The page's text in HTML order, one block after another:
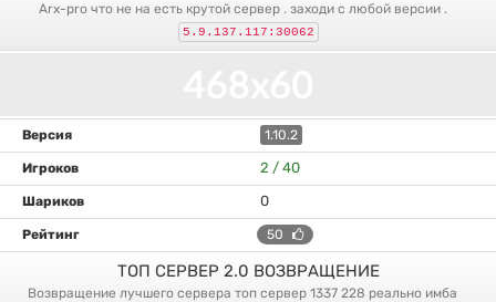
arx-pro что не на есть крутой сервер . заходи с любой версии .
5.9.137.117:30062
1.10.2
2 / 40
0
50
ТОП СЕРВЕР 2.0 ВОЗВРАЩЕНИЕ
возвращение лучшего сервера топ сервер 1337 228 реально имба